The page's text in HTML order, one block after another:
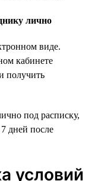
лично
виде.
кабинете
получить
под расписку,
7 дней после
условий